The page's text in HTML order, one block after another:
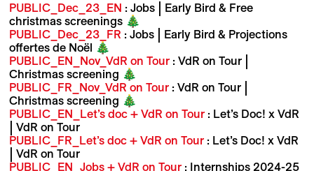
PUBLIC_Dec_23_EN : Jobs | Early Bird & Free
christmas screenings 🎄
PUBLIC_Dec_23_FR : Jobs | Early Bird & Projections
offertes de Noël 🎄
PUBLIC_EN_Nov_VdR on Tour: VdR on Tour |
Christmas screening 🎄
PUBLIC_FR_Nov_VdR on Tour: VdR on Tour |
Christmas screening 🎄
PUBLIC_EN_Let’s doc + VdR on Tour: Let’s Doc! x VdR
| VdR on Tour
PUBLIC_FR_Let’s doc + VdR on Tour: Let’s Doc! x VdR
| VdR on Tour
PUBLIC_EN_Jobs + VdR on Tour: Internships 2024-25